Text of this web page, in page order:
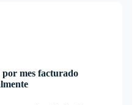
por mes facturado